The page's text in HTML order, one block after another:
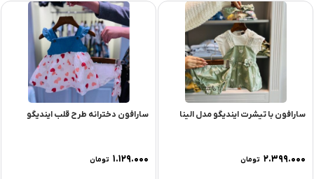
سارافون با تیشرت ایندیگو مدل الینا
۲.۳۹۹.۰۰۰ تومان
سارافون دخترانه طرح قلب ایندیگو
۱.۱۲۹.۰۰۰ تومان